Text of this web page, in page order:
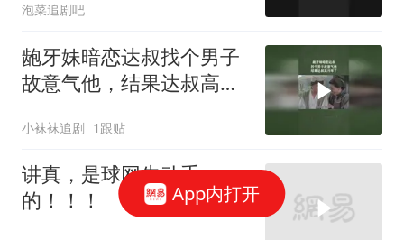
泡菜追剧吧
龅牙妹暗恋达叔找个男子
故意气他，结果达叔高兴
小袜袜追剧 1跟贴
讲真，是球网先动手
的！！！
App内打开